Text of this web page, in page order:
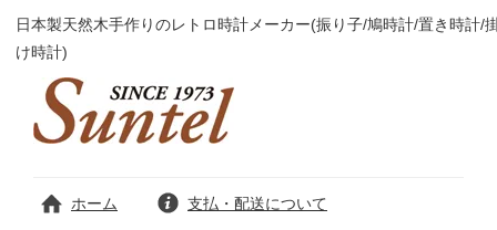
日本製天然木手作りのレトロ時計メーカー(振り子/鳩時計/置き時計/
け時計)
ホーム 支払・配送について